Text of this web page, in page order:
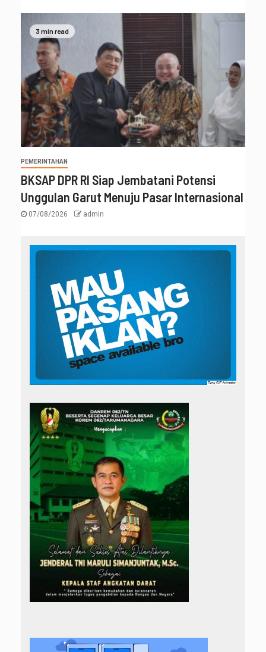
3 min read
PEMERINTAHAN
BKSAP DPR RI Siap Jembatani Potensi
Unggulan Garut Menuju Pasar Internasional
07/08/2026 admin